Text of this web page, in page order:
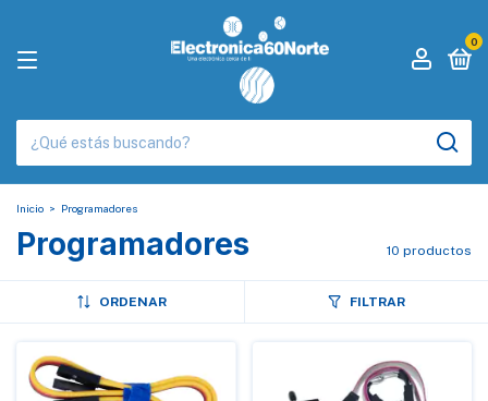
0
Inicio > Programadores
Programadores 10 productos
ORDENAR FILTRAR